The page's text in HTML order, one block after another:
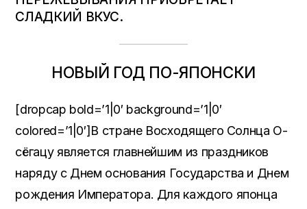
СЛАДКИЙ ВКУС.
НОВЫЙ ГОД ПО-ЯПОНСКИ
[dropcap bold=’1|0′ background=’1|0′
colored=’1|0′]В стране Восходящего Солнца О-
сёгацу является главнейшим из праздников
наряду с Днем основания Государства и Днем
рождения Императора. Для каждого японца